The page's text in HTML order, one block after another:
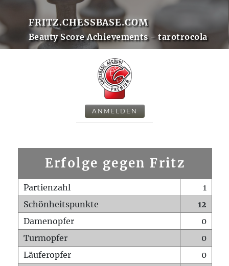
FRITZ.CHESSBASE.COM
Beauty Score Achievements - tarotrocola
ANMELDEN
Erfolge gegen Fritz
Partienzahl
1
Schönheitspunkte
12
Damenopfer
0
Turmopfer
0
Läuferopfer
0